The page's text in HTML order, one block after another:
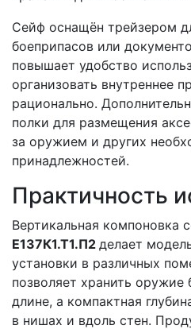
Сейф оснащён трейзером
боеприпасов или
повышает удобство
организовать внутреннее
рационально.
полки для размещения
за оружием и других
принадлежностей.
Практичность
Вертикальная компоновка
Е137К1.Т1.П2 делает
установки в различных
позволяет хранить оружие
длине, а компактная
в нишах и вдоль стен.